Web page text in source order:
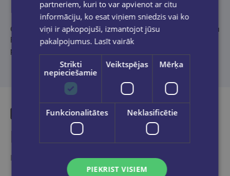
Grāmtas autors ir Dr.Gints Apals- Latvijas Okupācijas muzeja
Publiskās vēstures nodaļas vadītājs. Iepriekš darbojies kā
pētnieks, augstskolu mācībspēks un diplomāts.
Līdzīgas preces
Ieskaties, varbūt noder
partneriem, kuri to var apvienot ar citu
informāciju, ko esat viņiem sniedzis vai ko
viņi ir apkopojuši, izmantojot jūsu
pakalpojumus. Lasīt vairāk
Strikti
nepieciešamie
Veiktspējas Mērķa
Funkcionalitātes Neklasificētie
PIEKRIST VISIEM